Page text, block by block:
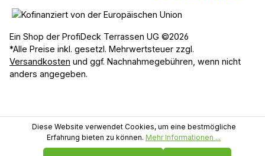
Ein Shop der ProfiDeck Terrassen UG ©2026
*Alle Preise inkl. gesetzl. Mehrwertsteuer zzgl.
Versandkosten und ggf. Nachnahmegebühren, wenn nicht
anders angegeben.
Diese Website verwendet Cookies, um eine bestmögliche
Erfahrung bieten zu können. Mehr Informationen ...